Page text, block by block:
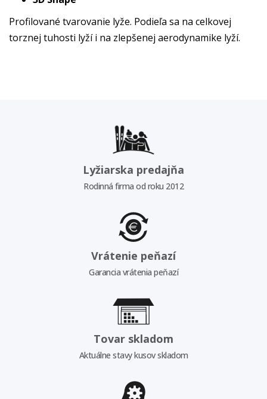
Profilované tvarovanie lyže. Podieľa sa na celkovej
torznej tuhosti lyží i na zlepšenej aerodynamike lyží.
Lyžiarska predajňa
Rodinná firma od roku 2012
Vrátenie peňazí
Garancia vrátenia peňazí
Tovar skladom
Aktuálne stavy kusov skladom